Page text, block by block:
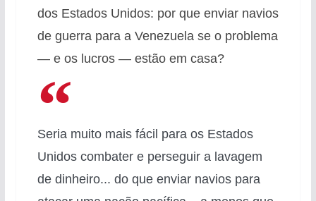
dos Estados Unidos: por que enviar navios
de guerra para a Venezuela se o problema
— e os lucros — estão em casa?
Seria muito mais fácil para os Estados
Unidos combater e perseguir a lavagem
de dinheiro... do que enviar navios para